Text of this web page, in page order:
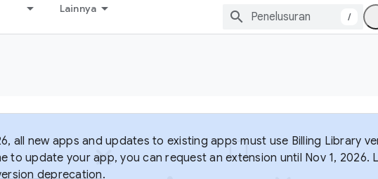
Lainnya
/
all new apps and updates to existing apps must use Billing Library
to update your app, you can request an extension until Nov 1, 2026.
deprecation.